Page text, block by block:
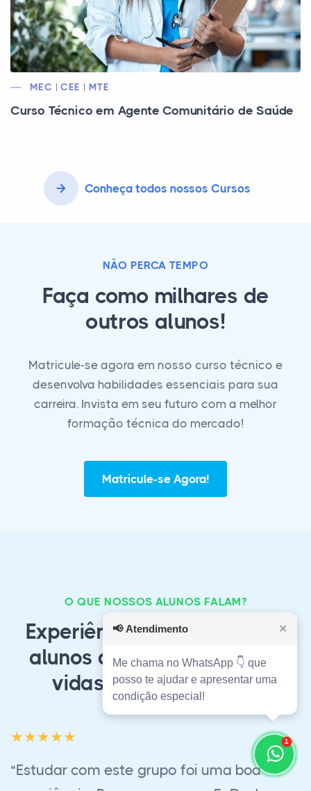
MEC | CEE | MTE
Curso Técnico em Agente Comunitário de Saúde
Conheça todos nossos Cursos
NÃO PERCA TEMPO
Faça como milhares de
outros alunos!
Matricule-se agora em nosso curso técnico e
desenvolva habilidades essenciais para sua
carreira. Invista em seu futuro com a melhor
formação técnica do mercado!
Matricule-se Agora!
O QUE NOSSOS ALUNOS FALAM?
Experiências autênticas de
alunos que mudaram suas
vidas com o QCursos
“Empresa muito séria e profissional,
1
📢 Atendimento ✕
Me chama no WhatsApp 👇 que
posso te ajudar e apresentar uma
condição especial!